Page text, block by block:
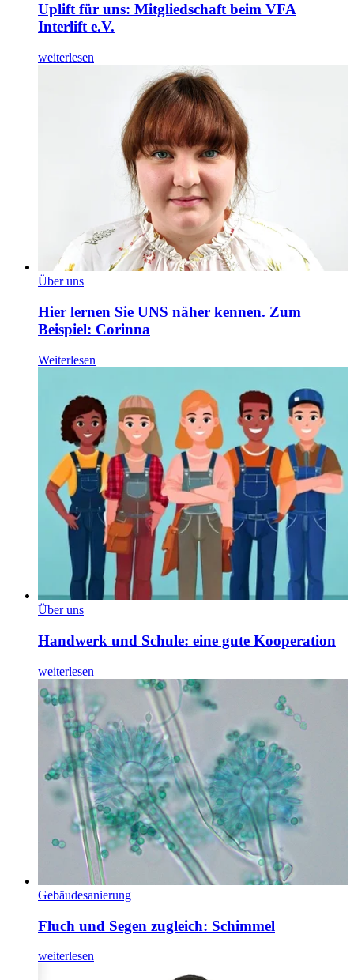
Uplift für uns: Mitgliedschaft beim VFA
Interlift e.V.
weiterlesen
Über uns
Hier lernen Sie UNS näher kennen. Zum
Beispiel: Corinna
Weiterlesen
Über uns
Handwerk und Schule: eine gute Kooperation
weiterlesen
Gebäudesanierung
Fluch und Segen zugleich: Schimmel
weiterlesen